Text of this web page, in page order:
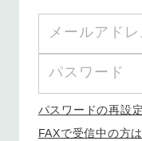
パスワードの再設
FAXで受信中の方